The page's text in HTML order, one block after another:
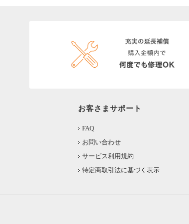
お客さまサポート
FAQ
お問い合わせ
サービス利用規約
特定商取引法に基づく表示